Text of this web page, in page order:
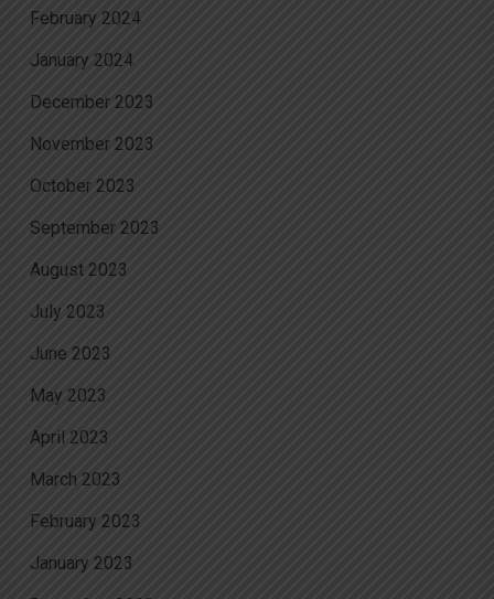
February 2024
January 2024
December 2023
November 2023
October 2023
September 2023
August 2023
July 2023
June 2023
May 2023
April 2023
March 2023
February 2023
January 2023